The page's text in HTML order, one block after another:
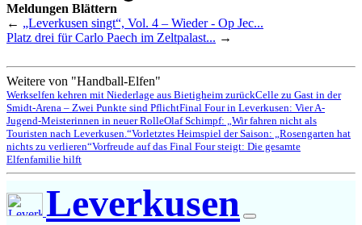
Meldungen Blättern
← „Leverkusen singt“, Vol. 4 – Wieder - Op Jec...
Platz drei für Carlo Paech im Zeltpalast... →
Weitere von "Handball-Elfen"
Werkselfen kehren mit Niederlage aus Bietigheim zurückCelle zu Gast in der
Smidt-Arena – Zwei Punkte sind PflichtFinal Four in Leverkusen: Vier A-
Jugend-Meisterinnen in neuer RolleOlaf Schimpf: „Wir fahren nicht als
Touristen nach Leverkusen.“Vorletztes Heimspiel der Saison: „Rosengarten hat
nichts zu verlieren“Vorfreude auf das Final Four steigt: Die gesamte
Elfenfamilie hilft
Leverkusen